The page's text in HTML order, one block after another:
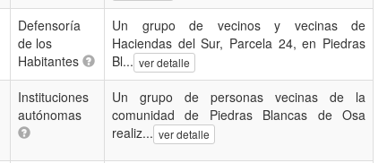
Defensoría
de los
Habitantes
Un grupo de vecinos y vecinas de
Haciendas del Sur, Parcela 24, en Piedras
Bl... ver detalle
Instituciones
autónomas
Un grupo de personas vecinas de la
comunidad de Piedras Blancas de Osa
realiz... ver detalle